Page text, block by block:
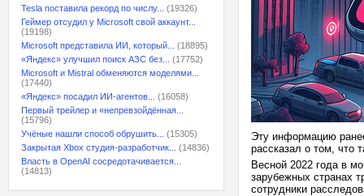
Tesla поставила рекорд по числу...
(19326)
Геймер отсудил у Microsoft свой аккаунт...
(19198)
Microsoft представила ИИ, который...
(18895)
«Яндекс» улучшил поиск АЗС без...
(17752)
Microsoft и Mistral обменяются моделями...
(17440)
«Яндекс» посадил ИИ-агентов...
(16058)
Первый трейлер и «непревзойдённая...
(15796)
Учёные нашли способ обрушить...
(15305)
Закрытая Xbox студия-разработчик...
(14836)
Власть в OpenAI сосредотачивается...
(14813)
Эту информацию
рассказал о том, что
Весной 2022 года в
зарубежных странах
сотрудники